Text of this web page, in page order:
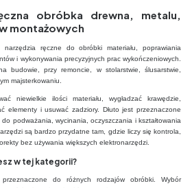
obróbka drewna, metalu,
montażowych
ręczne do obróbki materiału, poprawiania
i wykonywania precyzyjnych prac wykończeniowych.
budowie, przy remoncie, w stolarstwie, ślusarstwie,
majsterkowaniu.
niewielkie ilości materiału, wygładzać krawędzie,
elementy i usuwać zadziory. Dłuto jest przeznaczone
podważania, wycinania, oczyszczania i kształtowania
są bardzo przydatne tam, gdzie liczy się kontrola,
bez używania większych elektronarzędzi.
w tej kategorii?
do różnych rodzajów obróbki. Wybór